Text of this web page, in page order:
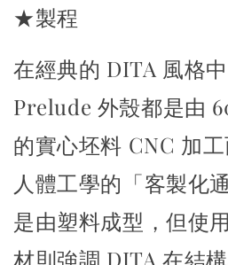
★製程
在經典的 DITA 風格
Prelude 外殼都是由
的實心坯料 CNC 加工
人體工學的「客製化
是由塑料成型，但使
材則強調 DITA 在結